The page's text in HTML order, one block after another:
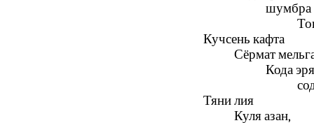
шумбра
Кучсень кафта
Сёрмат
Кода
Тяни лия
Куля азан,